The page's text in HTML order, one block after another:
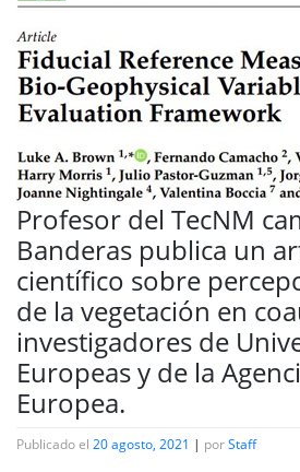
Profesor del TecNM
Banderas publica un
científico sobre
de la vegetación en
investigadores de
Europeas y de la
Europea.
Publicado el 20 agosto, 2021 | porStaff